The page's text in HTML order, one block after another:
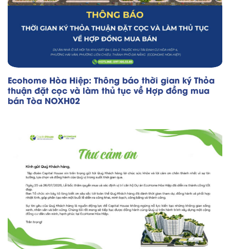
Ecohome Hòa Hiệp: Thông báo thời gian ký Thỏa
thuận đặt cọc và làm thủ tục về Hợp đồng mua
bán Tòa NOXH02